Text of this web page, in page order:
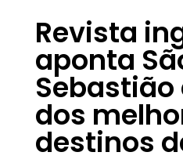
Revista
aponta
dos
destinos